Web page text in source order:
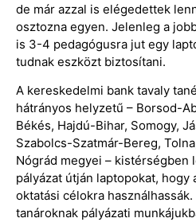
de már azzal is elégedettek
osztozna egyen. Jelenleg a
is 3-4 pedagógusra jut egy
tudnak eszközt biztosítani.
A kereskedelmi bank tavaly
hátrányos helyzetű – Borsod-
Békés, Hajdú-Bihar, Somogy,
Szabolcs-Szatmár-Bereg,
Nógrád megyei – kistérségben
pályázat útján laptopokat, hogy
oktatási célokra
tanároknak pályázati